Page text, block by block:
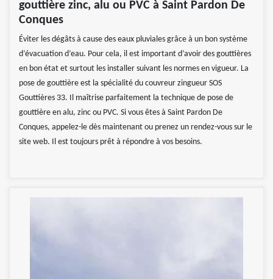
gouttière zinc, alu ou PVC à Saint Pardon De
Conques
Éviter les dégâts à cause des eaux pluviales grâce à un bon système
d’évacuation d’eau. Pour cela, il est important d’avoir des gouttières
en bon état et surtout les installer suivant les normes en vigueur. La
pose de gouttière est la spécialité du couvreur zingueur SOS
Gouttières 33. Il maîtrise parfaitement la technique de pose de
gouttière en alu, zinc ou PVC. Si vous êtes à Saint Pardon De
Conques, appelez-le dès maintenant ou prenez un rendez-vous sur le
site web. Il est toujours prêt à répondre à vos besoins.